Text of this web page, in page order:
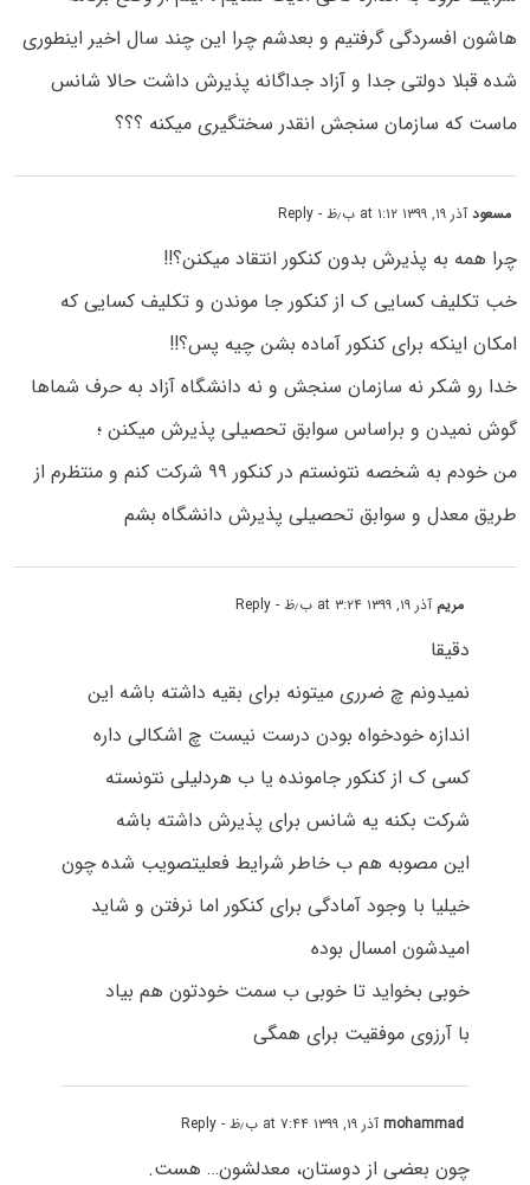
هاشون افسردگی گرفتیم و بعدشم چرا این چند سال اخیر اینطوری
شده قبلا دولتی جدا و آزاد جداگانه پذیرش داشت حالا شانس
ماست که سازمان سنجش انقدر سختگیری میکنه ؟؟؟
مسعودآذر ۱۹, ۱۳۹۹ at ۱:۱۲ ب٫ظ - Reply
چرا همه به پذیرش بدون کنکور انتقاد میکنن؟!!
خب تکلیف کسایی ک از کنکور جا موندن و تکلیف کسایی که
امکان اینکه برای کنکور آماده بشن چیه پس؟!!
خدا رو شکر نه سازمان سنجش و نه دانشگاه آزاد به حرف شماها
گوش نمیدن و براساس سوابق تحصیلی پذیرش میکنن ؛
من خودم به شخصه نتونستم در کنکور ۹۹ شرکت کنم و منتظرم از
طریق معدل و سوابق تحصیلی پذیرش دانشگاه بشم
مریم آذر ۱۹, ۱۳۹۹ at ۳:۲۴ ب٫ظ - Reply
دقیقا
نمیدونم چ ضرری میتونه برای بقیه داشته باشه این
اندازه خودخواه بودن درست نیست چ اشکالی داره
کسی ک از کنکور جامونده یا ب هردلیلی نتونسته
شرکت بکنه یه شانس برای پذیرش داشته باشه
این مصوبه هم ب خاطر شرایط فعلیتصویب شده چون
خیلیا با وجود آمادگی برای کنکور اما نرفتن و شاید
امیدشون امسال بوده
خوبی بخواید تا خوبی ب سمت خودتون هم بیاد
با آرزوی موفقیت برای همگی
mohammadآذر ۱۹, ۱۳۹۹ at ۷:۴۴ ب٫ظ - Reply
چون بعضی از دوستان، معدلشون… هست.